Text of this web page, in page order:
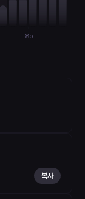
8p
복사